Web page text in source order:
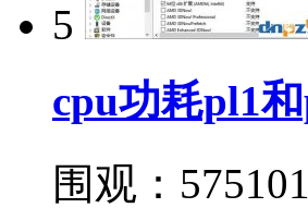
5
cpu功耗pl1
围观：